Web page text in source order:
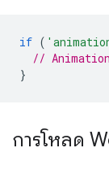
if (
//
}
การโหลด